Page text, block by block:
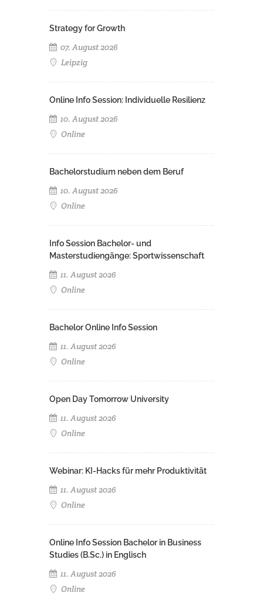
Strategy for Growth
07. August 2026
Leipzig
Online Info Session: Individuelle Resilienz
10. August 2026
Online
Bachelorstudium neben dem Beruf
10. August 2026
Online
Info Session Bachelor- und
Masterstudiengänge: Sportwissenschaft
11. August 2026
Online
Bachelor Online Info Session
11. August 2026
Online
Open Day Tomorrow University
11. August 2026
Online
Webinar: KI-Hacks für mehr Produktivität
11. August 2026
Online
Online Info Session Bachelor in Business
Studies (B.Sc.) in Englisch
11. August 2026
Online